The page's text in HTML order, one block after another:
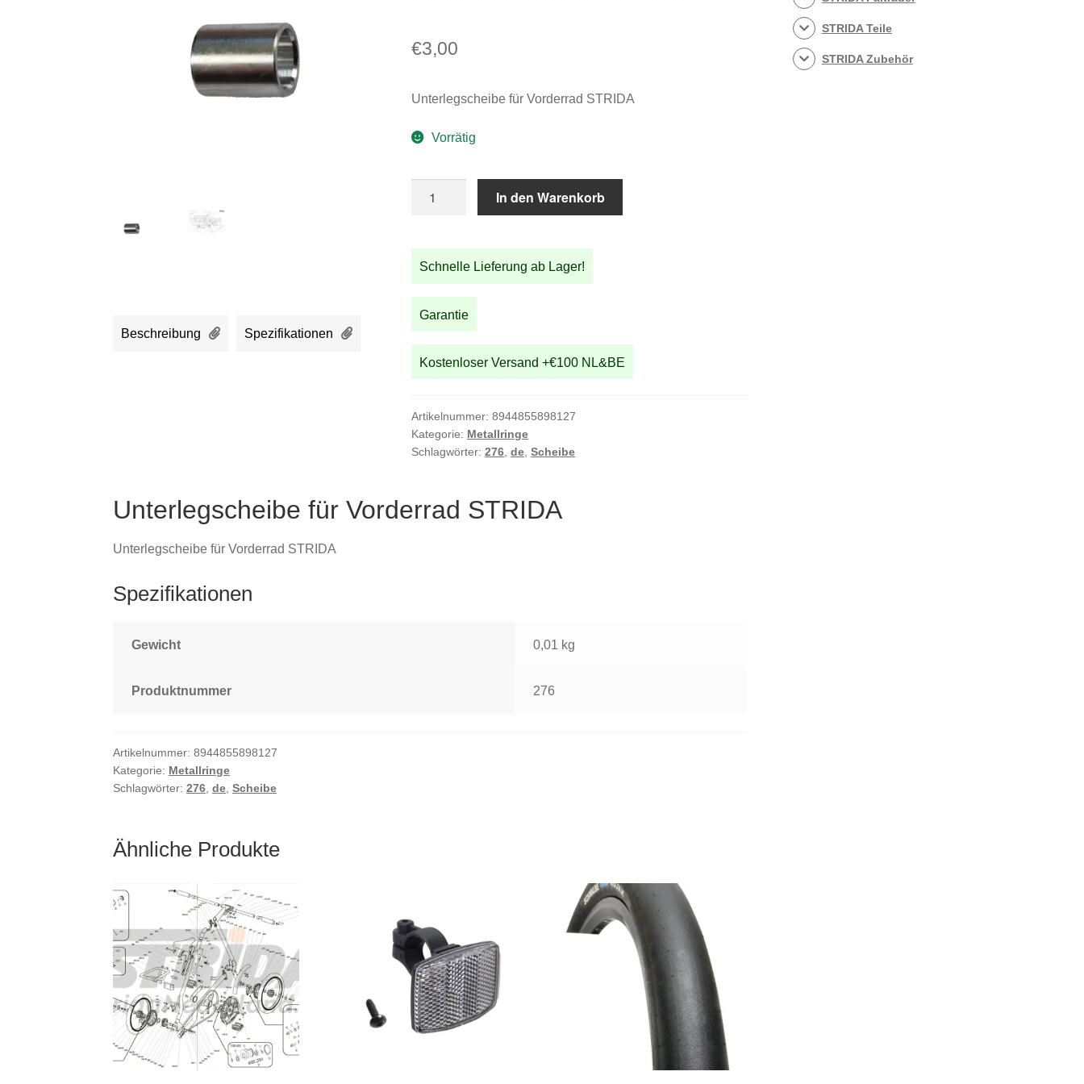
€3,00
Unterlegscheibe für Vorderrad STRIDA
Vorrätig
STRIDA
Menge
In den Warenkorb
Schnelle Lieferung ab Lager!
Garantie
Kostenloser Versand +€100 NL&BE
Artikelnummer:8944855898127
Kategorie: Metallringe
Schlagwörter:276 ,de ,Scheibe
Beschreibung Spezifikationen
Unterlegscheibe für Vorderrad STRIDA
Unterlegscheibe für Vorderrad STRIDA
Spezifikationen
Gewicht 0,01 kg
Produktnummer 276
Artikelnummer:8944855898127
Kategorie: Metallringe
Schlagwörter:276,de,Scheibe
Ähnliche Produkte
STRIDA Teile
STRIDA Zubehör